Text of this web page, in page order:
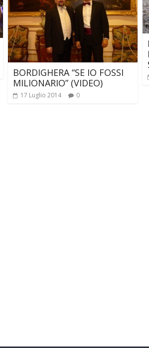
BORDIGHERA “SE IO FOSSI
MILIONARIO” (VIDEO)
17 Luglio 2014 0